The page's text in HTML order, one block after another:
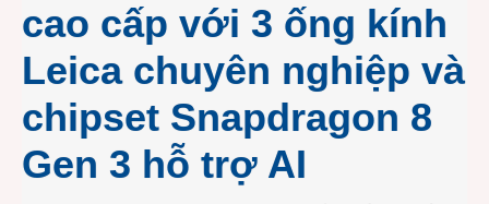
cao cấp với 3 ống kính
Leica chuyên nghiệp và
chipset Snapdragon 8
Gen 3 hỗ trợ AI